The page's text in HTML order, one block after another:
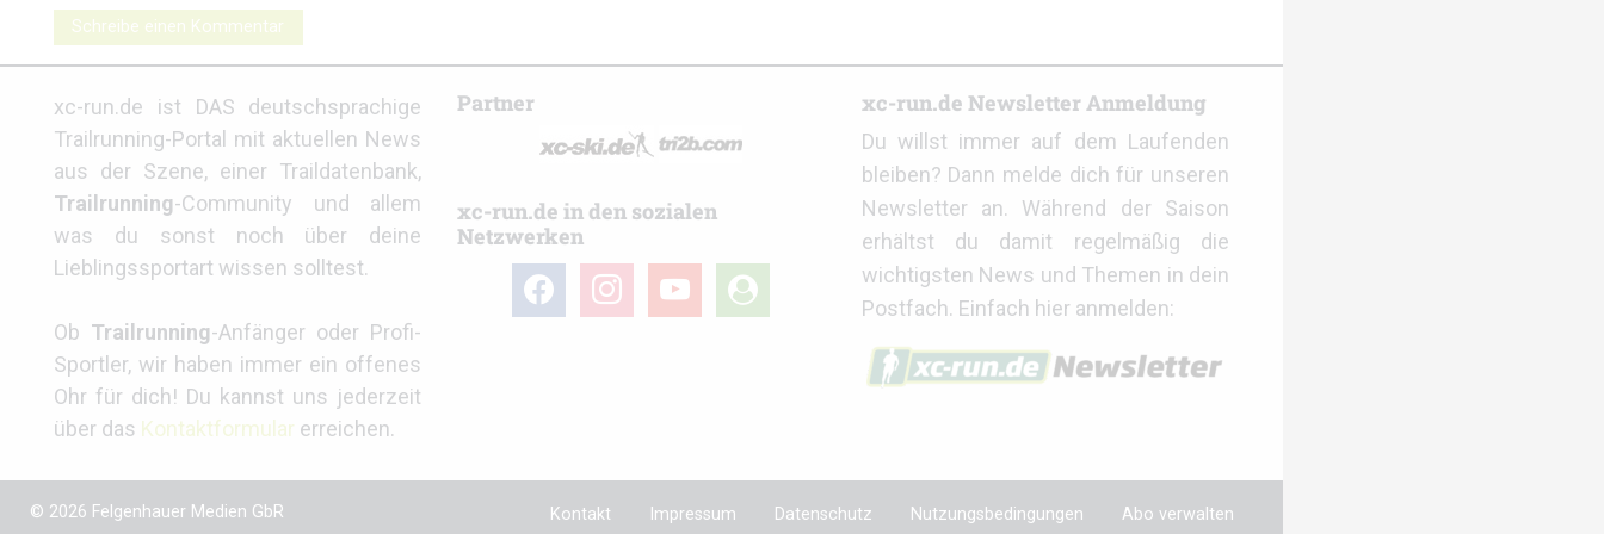
Schreibe einen Kommentar
xc-run.de ist DAS deutschsprachige
Trailrunning-Portal mit aktuellen News
aus der Szene, einer Traildatenbank,
Trailrunning-Community und allem
was du sonst noch über deine
Lieblingssportart wissen solltest.
Ob Trailrunning-Anfänger oder Profi-
Sportler, wir haben immer ein offenes
Ohr für dich! Du kannst uns jederzeit
über das Kontaktformular erreichen.
Partner
xc-run.de in den sozialen
Netzwerken
facebookinstagramyoutube
user-
circle
xc-run.de Newsletter Anmeldung
Du willst immer auf dem Laufenden
bleiben? Dann melde dich für unseren
Newsletter an. Während der Saison
erhältst du damit regelmäßig die
wichtigsten News und Themen in dein
Postfach. Einfach hier anmelden:
© 2026 Felgenhauer Medien GbR Kontakt Impressum Datenschutz Nutzungsbedingungen Abo verwalten